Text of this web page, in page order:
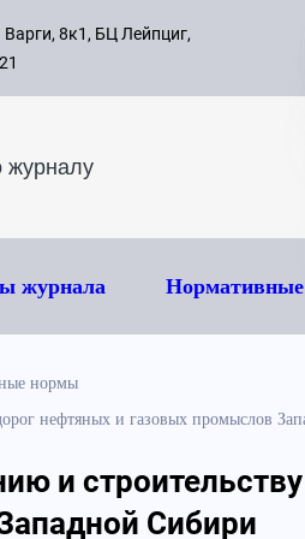
с 09:00
8 495
8к1, БЦ Лейпциг,
журнала
нормы
нефтяных и газовых промыслов
и
Сибири